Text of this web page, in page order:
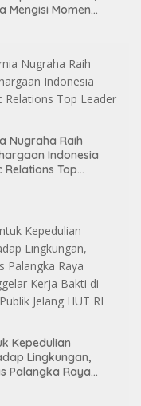
Mengisi Momen
Nugraha Raih
Indonesia
Relations Top
Kepedulian
Lingkungan,
Palangka Raya